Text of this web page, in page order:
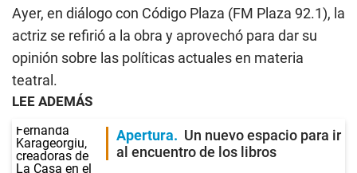
Ayer, en diálogo con Código Plaza (FM Plaza 92.1), la
actriz se refirió a la obra y aprovechó para dar su
opinión sobre las políticas actuales en materia
teatral.
LEE ADEMÁS
Apertura
Un nuevo espacio para ir
al encuentro de los libros